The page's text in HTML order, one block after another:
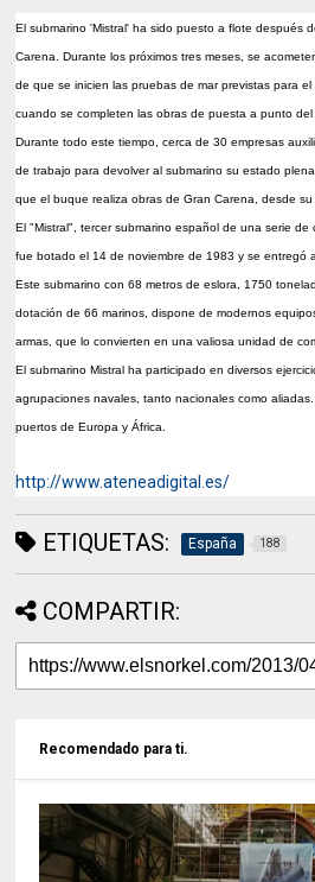
El submarino 'Mistral' ha sido puesto a flote después
Carena. Durante los próximos tres meses, se
de que se inicien las pruebas de mar previstas para
cuando se completen las obras de puesta a punto del
Durante todo este tiempo, cerca de 30 empresas
de trabajo para devolver al submarino su estado
que el buque realiza obras de Gran Carena, desde su
El "Mistral", tercer submarino español de una serie de
fue botado el 14 de noviembre de 1983 y se entregó
Este submarino con 68 metros de eslora, 1750
dotación de 66 marinos, dispone de modernos
armas, que lo convierten en una valiosa unidad de
El submarino Mistral ha participado en diversos
agrupaciones navales, tanto nacionales como
puertos de Europa y África.
http://www.ateneadigital.es/
ETIQUETAS: España 188
COMPARTIR:
Recomendado para ti.